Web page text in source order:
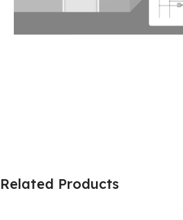
Related Products